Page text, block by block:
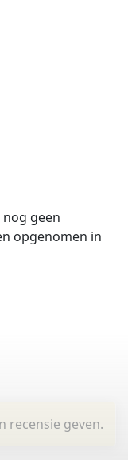
geen
opgenomen in
recensie geven.